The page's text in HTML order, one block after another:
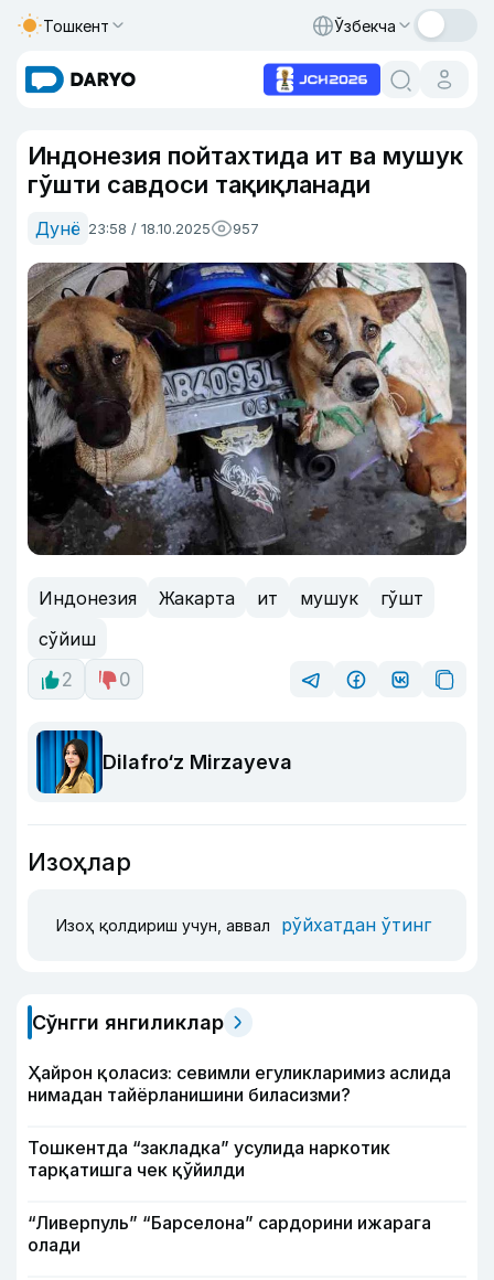
Тошкент Ўзбекча
Индонезия пойтахтида ит ва мушук
гўшти савдоси тақиқланади
Дунё 23:58 / 18.10.2025 957
Индонезия Жакарта ит мушук
гўшт
сўйиш
2
0
Dilafro‘z Mirzayeva
Изоҳлар
Изоҳ қолдириш учун, аввал рўйхатдан ўтинг
Сўнгги янгиликлар
Ҳайрон қоласиз: севимли егуликларимиз аслида
нимадан тайёрланишини биласизми?
Тошкентда “закладка” усулида наркотик
тарқатишга чек қўйилди
“Ливерпуль” “Барселона” сардорини ижарага
олади